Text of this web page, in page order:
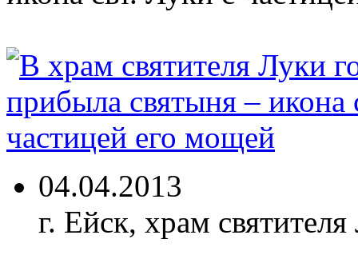
04.04.2013
г. Ейск, храм